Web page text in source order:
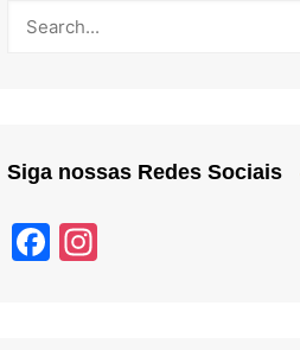
Siga nossas Redes Sociais
F